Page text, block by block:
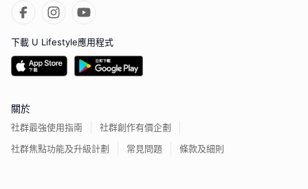
下載 U Lifestyle應用程式
關於
社群最強使用指南
社群創作有價企劃
社群焦點功能及升級計劃
常見問題 條款及細則